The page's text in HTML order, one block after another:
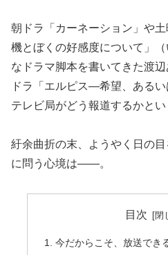
朝ドラ「カーネーション」や
機とぼくの好感度について」
なドラマ脚本を書いてきた渡
ドラ「エルピス―希望、ある
テレビ局がどう報道するかとい
紆余曲折の末、ようやく日の
に問う心境は――。
目次
今だからこそ、放送でき